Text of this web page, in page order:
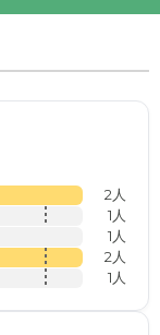
2人
1人
1人
2人
1人